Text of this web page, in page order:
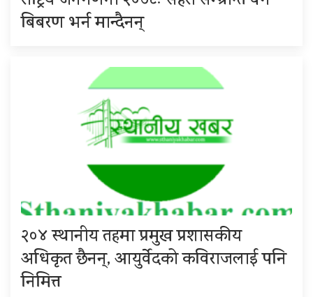
बिबरण भर्न मान्दैनन्
२०४ स्थानीय तहमा प्रमुख प्रशासकीय
अधिकृत छैनन्, आयुर्वेदको कविराजलाई पनि
निमित्त